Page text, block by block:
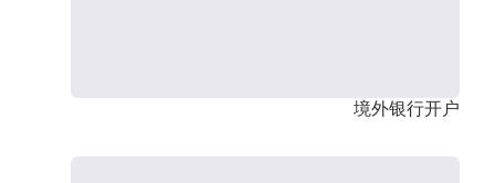
境外银行开户